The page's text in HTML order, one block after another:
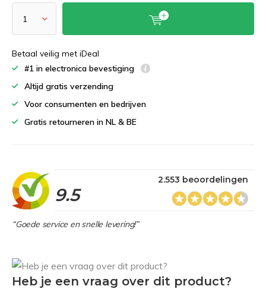
Betaal veilig met iDeal
#1 in electronica bevestiging
Altijd gratis verzending
Voor consumenten en bedrijven
Gratis retourneren in NL & BE
9.5
2.553 beoordelingen
“Goede service en snelle levering!”
Heb je een vraag over dit product?